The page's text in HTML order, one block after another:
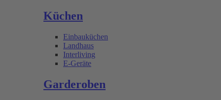
Küchen
Einbauküchen
Landhaus
Interliving
E-Geräte
Garderoben